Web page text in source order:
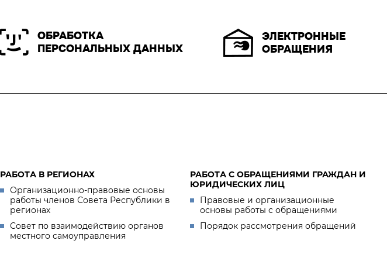
ОБРАБОТКА
ПЕРСОНАЛЬНЫХ ДАННЫХ
ЭЛЕКТРОННЫЕ
ОБРАЩЕНИЯ
РАБОТА В РЕГИОНАХ
Организационно-правовые основы
работы членов Совета Республики в
регионах
Совет по взаимодействию органов
местного самоуправления
РАБОТА С ОБРАЩЕНИЯМИ ГРАЖДАН И
ЮРИДИЧЕСКИХ ЛИЦ
Правовые и организационные
основы работы с обращениями
Порядок рассмотрения обращений